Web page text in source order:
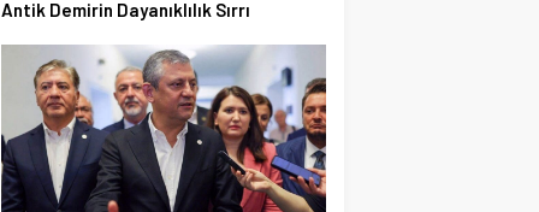
Antik Demirin Dayanıklılık Sırrı